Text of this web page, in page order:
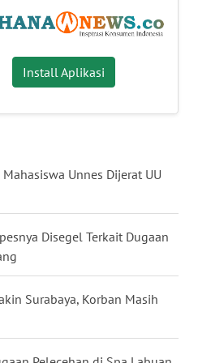
Install Aplikasi
Unnes Dijerat UU
Disegel Terkait Dugaan
Surabaya, Korban Masih